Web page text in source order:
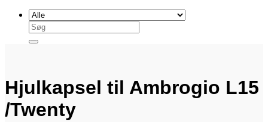
Søg
efter:
Hjulkapsel til Ambrogio L15
/Twenty